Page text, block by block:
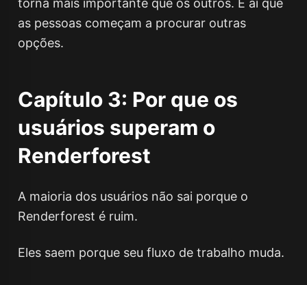
torna mais importante que os outros. É aí que
as pessoas começam a procurar outras
opções.
Capítulo 3: Por que os
usuários superam o
Renderforest
A maioria dos usuários não sai porque o
Renderforest é ruim.
Eles saem porque seu fluxo de trabalho muda.